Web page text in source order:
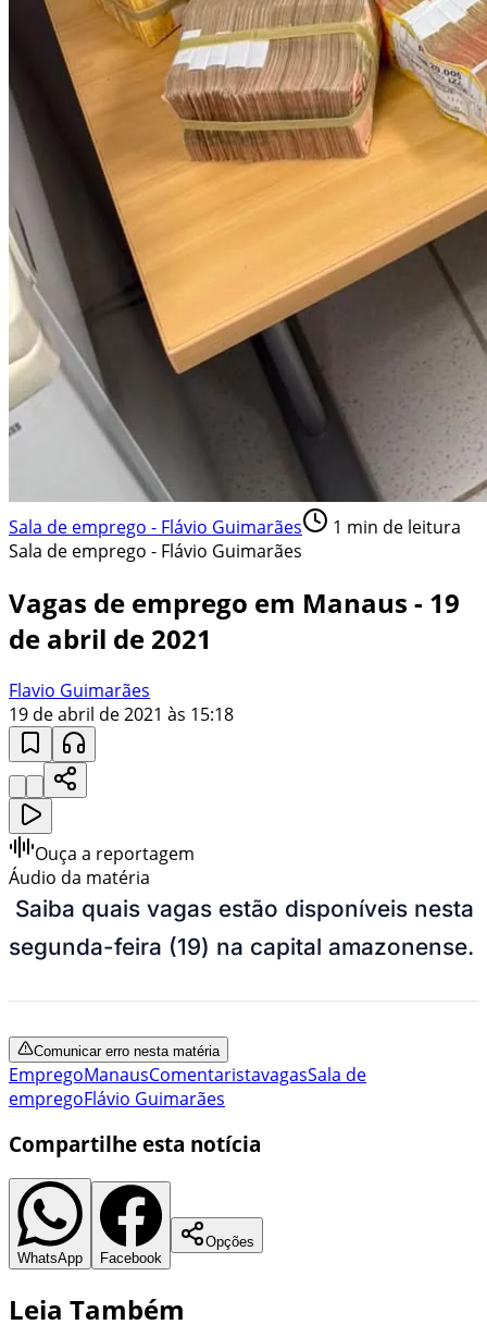
Sala de emprego - Flávio Guimarães 1 min de leitura
Sala de emprego - Flávio Guimarães
Vagas de emprego em Manaus - 19
de abril de 2021
Flavio Guimarães
19 de abril de 2021 às 15:18
Ouça a reportagem
Áudio da matéria
Saiba quais vagas estão disponíveis nesta
segunda-feira (19) na capital amazonense.
Comunicar erro nesta matéria
EmpregoManausComentaristavagasSala de
empregoFlávio Guimarães
Compartilhe esta notícia
WhatsApp Facebook
Opções
Leia Também